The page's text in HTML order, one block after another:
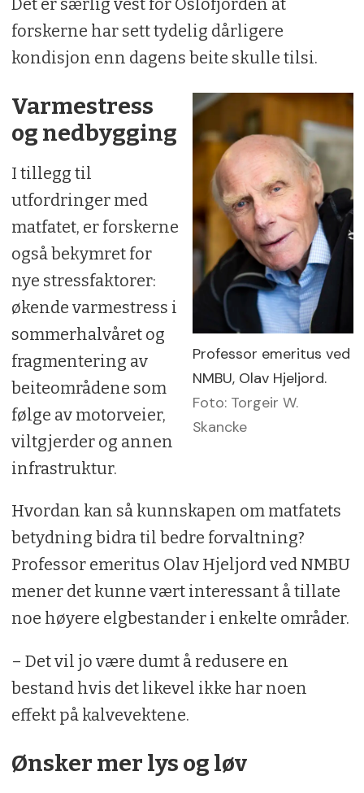
forskerne har sett tydelig dårligere
kondisjon enn dagens beite skulle tilsi.
Professor emeritus ved
NMBU, Olav Hjeljord.
Foto: Torgeir W.
Skancke
Varmestress
og nedbygging
I tillegg til
utfordringer med
matfatet, er forskerne
også bekymret for
nye stressfaktorer:
økende varmestress i
sommerhalvåret og
fragmentering av
beiteområdene som
følge av motorveier,
viltgjerder og annen
infrastruktur.
Hvordan kan så kunnskapen om matfatets
betydning bidra til bedre forvaltning?
Professor emeritus Olav Hjeljord ved NMBU
mener det kunne vært interessant å tillate
noe høyere elgbestander i enkelte områder.
– Det vil jo være dumt å redusere en
bestand hvis det likevel ikke har noen
effekt på kalvevektene.
Ønsker mer lys og løv